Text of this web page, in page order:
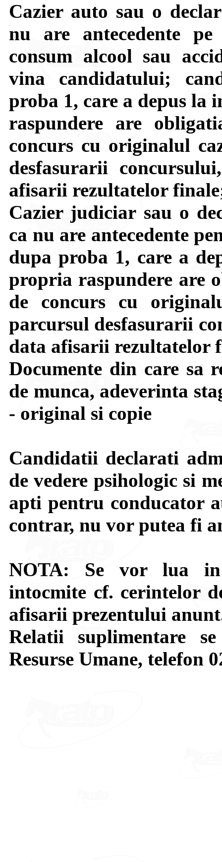
Cazier auto sau o
nu are antecedente
consum alcool sau
vina candidatului;
proba 1, care a depus la
raspundere are
concurs cu originalul
desfasurarii
afisarii rezultatelor
Cazier judiciar sau o
ca nu are antecedente
dupa proba 1, care a
propria raspundere are
de concurs cu
parcursul desfasurarii
data afisarii rezultatelor
Documente din care sa
de munca, adeverinta
- original si copie
Candidatii declarati
de vedere psihologic si
apti pentru conducator
contrar, nu vor putea fi
NOTA: Se vor lua in
intocmite cf. cerintelor
afisarii prezentului
Relatii suplimentare
Resurse Umane, telefon